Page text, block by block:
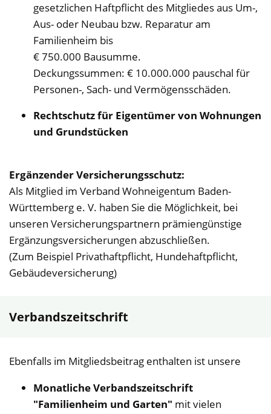
gesetzlichen Haftpflicht des Mitgliedes aus Um-,
Aus- oder Neubau bzw. Reparatur am
Familienheim bis
€ 750.000 Bausumme.
Deckungssummen: € 10.000.000 pauschal für
Personen-, Sach- und Vermögensschäden.
Rechtschutz für Eigentümer von Wohnungen
und Grundstücken
Ergänzender Versicherungsschutz:
Als Mitglied im Verband Wohneigentum Baden-
Württemberg e. V. haben Sie die Möglichkeit, bei
unseren Versicherungspartnern prämiengünstige
Ergänzungsversicherungen abzuschließen.
(Zum Beispiel Privathaftpflicht, Hundehaftpflicht,
Gebäudeversicherung)
Verbandszeitschrift
Ebenfalls im Mitgliedsbeitrag enthalten ist unsere
Monatliche Verbandszeitschrift
"Familienheim und Garten" mit vielen